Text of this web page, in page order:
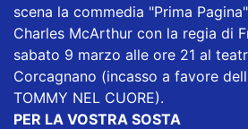
scena la commedia "Prima
Charles McArthur con la regia di
sabato 9 marzo alle ore 21 al
Corcagnano (incasso a favore
TOMMY NEL CUORE).
PER LA VOSTRA SOSTA